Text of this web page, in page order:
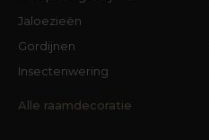
Jaloezieën
Gordijnen
Insectenwering
Alle raamdecoratie